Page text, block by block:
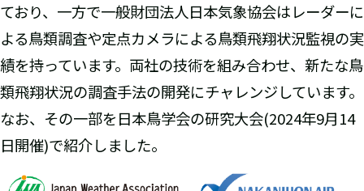
ており、一方で一般財団法人日本気象協会はレーダーに
よる鳥類調査や定点カメラによる鳥類飛翔状況監視の実
績を持っています。両社の技術を組み合わせ、新たな鳥
類飛翔状況の調査手法の開発にチャレンジしています。
なお、その一部を日本鳥学会の研究大会(2024年9月14
日開催)で紹介しました。